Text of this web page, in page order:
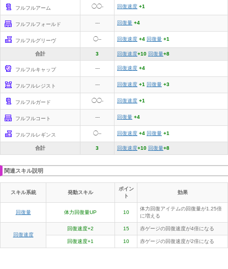
フルフルアーム ◯◯- 回復速度 +1
フルフルフォールド --- 回復量 +4
フルフルグリーヴ ◯-- 回復速度 +4 回復量 +1
合計 3 回復速度+10 回復量+8
フルフルキャップ --- 回復速度 +4
フルフルレジスト --- 回復速度 +1 回復量 +3
フルフルガード ◯◯- 回復速度 +1
フルフルコート --- 回復量 +4
フルフルレギンス ◯-- 回復速度 +4 回復量 +1
合計 3 回復速度+10 回復量+8
関連スキル説明
スキル系統 発動スキル
ポイン
ト
効果
回復量 体力回復量UP 10
体力回復アイテムの回復量が1.25倍
に増える
回復速度
回復速度+2 15 赤ゲージの回復速度が4倍になる
回復速度+1 10 赤ゲージの回復速度が2倍になる